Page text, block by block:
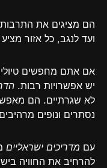
הם מציגים את
ועד לנגב, כל אזור
אם אתם מחפשים
יש אפשרויות רבות.
לא שגרתיים. הם
נסתרים ונופים
עם מדריכים ישראליים
להרחיב את החוויה